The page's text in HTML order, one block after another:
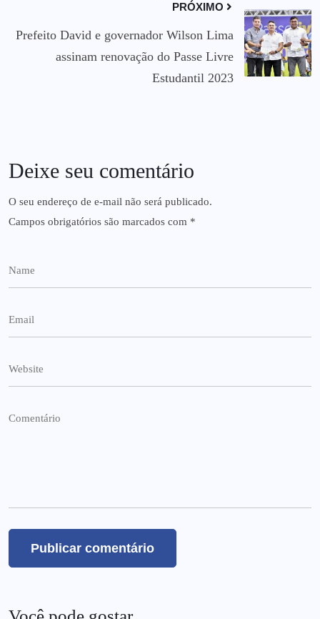
PRÓXIMO
Prefeito David e governador Wilson Lima
assinam renovação do Passe Livre
Estudantil 2023
Deixe seu comentário
O seu endereço de e-mail não será publicado.
Campos obrigatórios são marcados com *